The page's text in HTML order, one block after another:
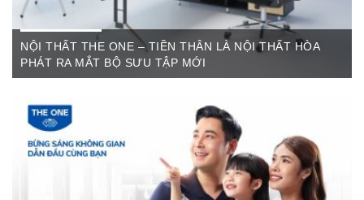
NỘI THẤT THE ONE – TIỀN THÂN LÀ NỘI THẤT HÒA
PHÁT RA MẮT BỘ SƯU TẬP MỚI
The One Cần Thơ Thông báo về việc thay đổi thương hiệu Nội
Thất Hòa Phát Ngày ...